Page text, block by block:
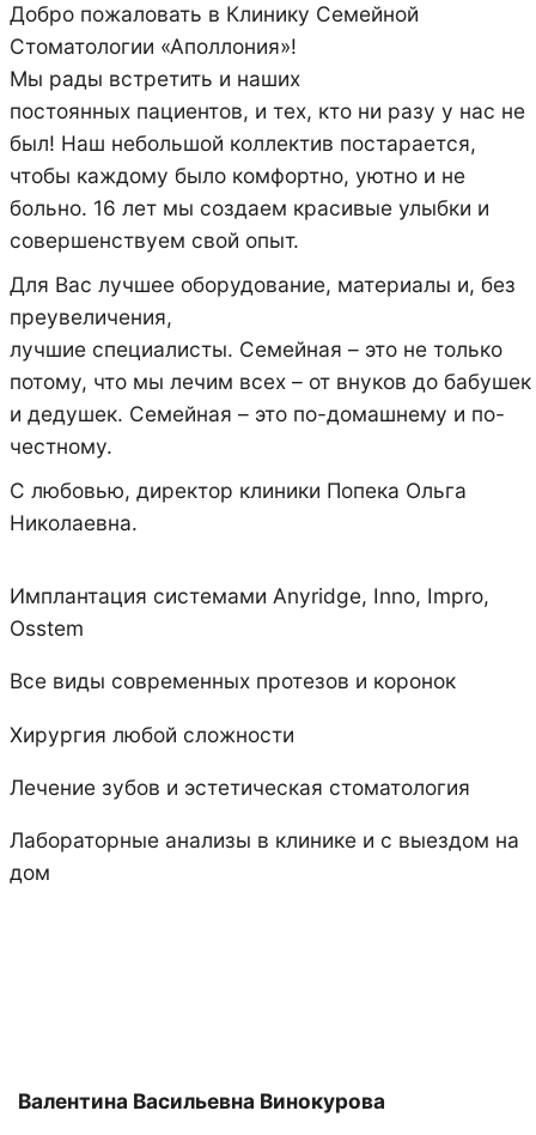
Добро пожаловать в Клинику Семейной
Стоматологии «Аполлония»!
Мы рады встретить и наших
постоянных пациентов, и тех, кто ни разу у нас не
был! Наш небольшой коллектив постарается,
чтобы каждому было комфортно, уютно и не
больно. 16 лет мы создаем красивые улыбки и
совершенствуем свой опыт.
Для Вас лучшее оборудование, материалы и, без
преувеличения,
лучшие специалисты. Семейная – это не только
потому, что мы лечим всех – от внуков до бабушек
и дедушек. Семейная – это по-домашнему и по-
честному.
С любовью, директор клиники Попека Ольга
Николаевна.
Имплантация системами Anyridge, Inno, Impro,
Osstem
Все виды современных протезов и коронок
Хирургия любой сложности
Лечение зубов и эстетическая стоматология
Лабораторные анализы в клинике и с выездом на
дом
Валентина Васильевна Винокурова